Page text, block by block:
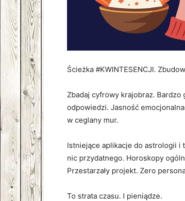
Ścieżka #KWINTESENCJI.
Zbadaj cyfrowy krajobraz. Bardzo
odpowiedzi. Jasność
w ceglany mur.
Istniejące aplikacje do astrologii i
nic przydatnego. Horoskopy
Przestarzały projekt. Zero
To strata czasu. I pieniądze.